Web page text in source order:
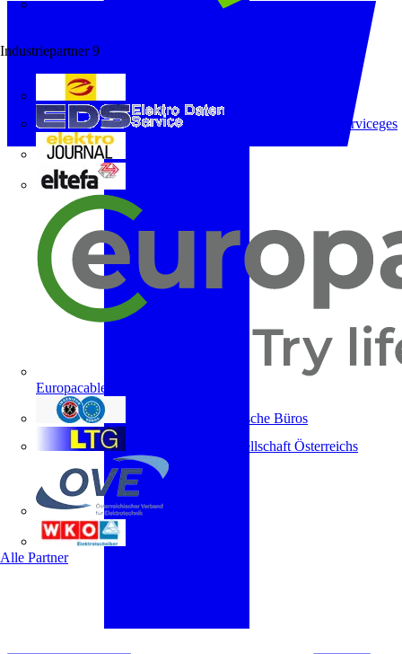
Industriepartner 9
ELEKTRO Daten Serviceges
Europacable
Fachverband Technische Büros
Lichttechnische Gesellschaft Österreichs
Alle Partner